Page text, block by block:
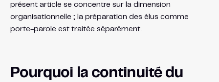
présent article se concentre sur la dimension
organisationnelle ; la préparation des élus comme
porte-parole est traitée séparément.
Pourquoi la continuité du